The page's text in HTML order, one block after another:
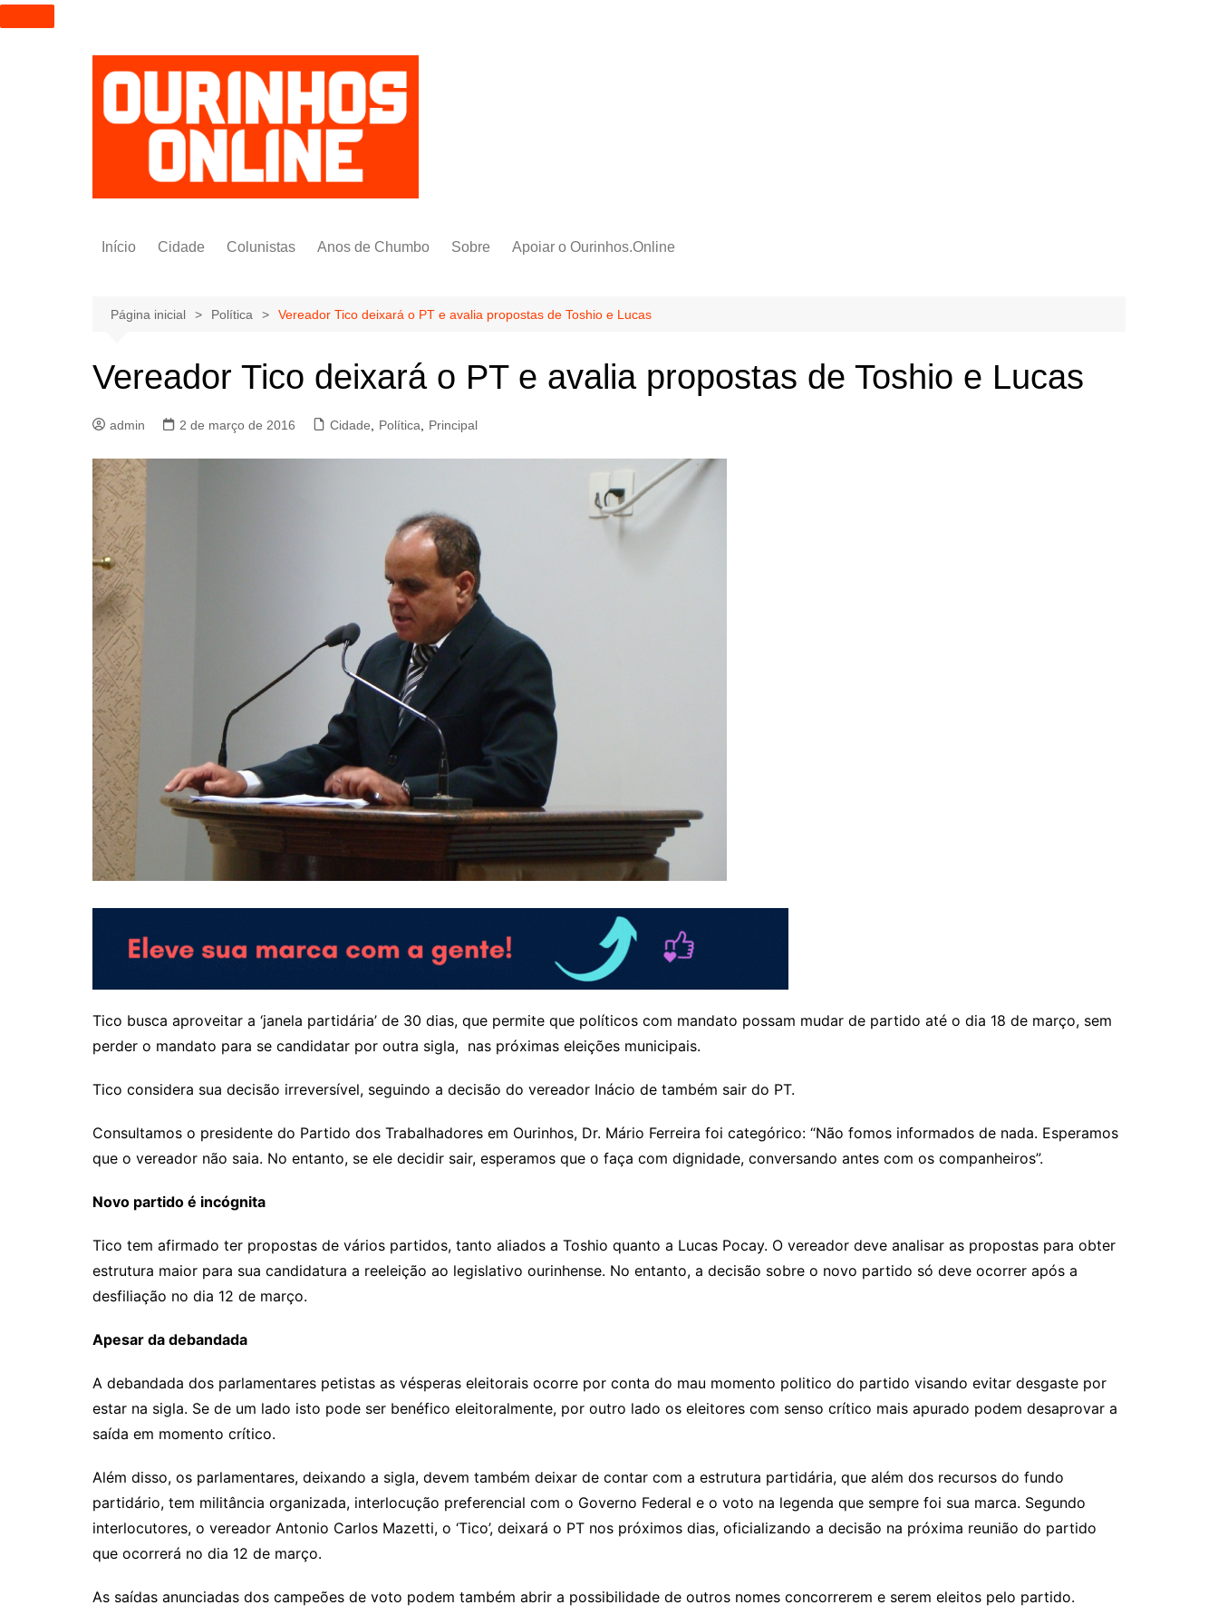
I
r
Início Cidade Colunistas
Pedro Saldida
Bruno Yashinishi
Anos de Chumbo Sobre Apoiar o Ourinhos.Online
Página inicial Política Vereador Tico deixará o PT e avalia propostas de Toshio e Lucas
Vereador Tico deixará o PT e avalia propostas de Toshio e Lucas
admin 2 de março de 2016 Cidade, Política, Principal
Tico busca aproveitar a ‘janela partidária’ de 30 dias, que permite que políticos com mandato possam mudar de partido até o dia 18 de março, sem
perder o mandato para se candidatar por outra sigla, nas próximas eleições municipais.
Tico considera sua decisão irreversível, seguindo a decisão do vereador Inácio de também sair do PT.
Consultamos o presidente do Partido dos Trabalhadores em Ourinhos, Dr. Mário Ferreira foi categórico: “Não fomos informados de nada. Esperamos
que o vereador não saia. No entanto, se ele decidir sair, esperamos que o faça com dignidade, conversando antes com os companheiros”.
Novo partido é incógnita
Tico tem afirmado ter propostas de vários partidos, tanto aliados a Toshio quanto a Lucas Pocay. O vereador deve analisar as propostas para obter
estrutura maior para sua candidatura a reeleição ao legislativo ourinhense. No entanto, a decisão sobre o novo partido só deve ocorrer após a
desfiliação no dia 12 de março.
Apesar da debandada
A debandada dos parlamentares petistas as vésperas eleitorais ocorre por conta do mau momento politico do partido visando evitar desgaste por
estar na sigla. Se de um lado isto pode ser benéfico eleitoralmente, por outro lado os eleitores com senso crítico mais apurado podem desaprovar a
saída em momento crítico.
Além disso, os parlamentares, deixando a sigla, devem também deixar de contar com a estrutura partidária, que além dos recursos do fundo
partidário, tem militância organizada, interlocução preferencial com o Governo Federal e o voto na legenda que sempre foi sua marca. Segundo
interlocutores, o vereador Antonio Carlos Mazetti, o ‘Tico’, deixará o PT nos próximos dias, oficializando a decisão na próxima reunião do partido
que ocorrerá no dia 12 de março.
As saídas anunciadas dos campeões de voto podem também abrir a possibilidade de outros nomes concorrerem e serem eleitos pelo partido.